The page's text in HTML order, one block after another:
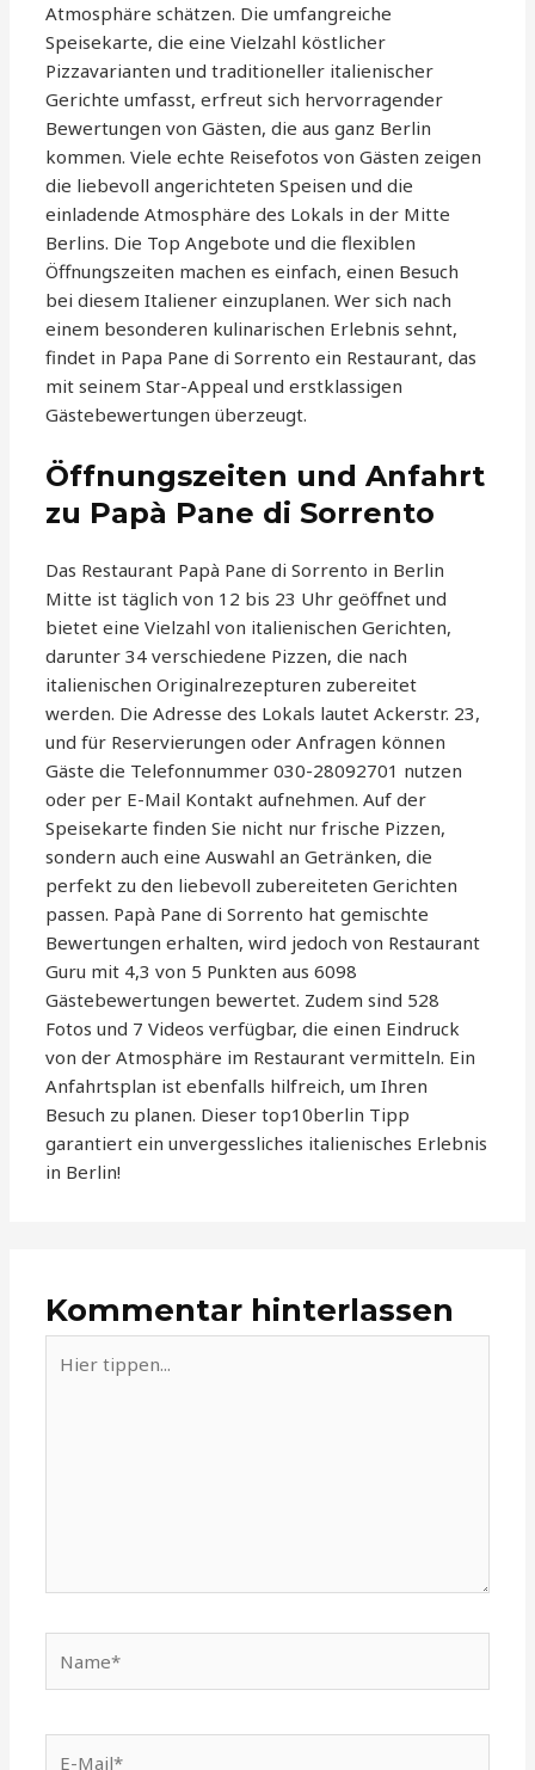
Atmosphäre schätzen. Die umfangreiche
Speisekarte, die eine Vielzahl köstlicher
Pizzavarianten und traditioneller italienischer
Gerichte umfasst, erfreut sich hervorragender
Bewertungen von Gästen, die aus ganz Berlin
kommen. Viele echte Reisefotos von Gästen zeigen
die liebevoll angerichteten Speisen und die
einladende Atmosphäre des Lokals in der Mitte
Berlins. Die Top Angebote und die flexiblen
Öffnungszeiten machen es einfach, einen Besuch
bei diesem Italiener einzuplanen. Wer sich nach
einem besonderen kulinarischen Erlebnis sehnt,
findet in Papa Pane di Sorrento ein Restaurant, das
mit seinem Star-Appeal und erstklassigen
Gästebewertungen überzeugt.
Öffnungszeiten und Anfahrt
zu Papà Pane di Sorrento
Das Restaurant Papà Pane di Sorrento in Berlin
Mitte ist täglich von 12 bis 23 Uhr geöffnet und
bietet eine Vielzahl von italienischen Gerichten,
darunter 34 verschiedene Pizzen, die nach
italienischen Originalrezepturen zubereitet
werden. Die Adresse des Lokals lautet Ackerstr. 23,
und für Reservierungen oder Anfragen können
Gäste die Telefonnummer 030-28092701 nutzen
oder per E-Mail Kontakt aufnehmen. Auf der
Speisekarte finden Sie nicht nur frische Pizzen,
sondern auch eine Auswahl an Getränken, die
perfekt zu den liebevoll zubereiteten Gerichten
passen. Papà Pane di Sorrento hat gemischte
Bewertungen erhalten, wird jedoch von Restaurant
Guru mit 4,3 von 5 Punkten aus 6098
Gästebewertungen bewertet. Zudem sind 528
Fotos und 7 Videos verfügbar, die einen Eindruck
von der Atmosphäre im Restaurant vermitteln. Ein
Anfahrtsplan ist ebenfalls hilfreich, um Ihren
Besuch zu planen. Dieser top10berlin Tipp
garantiert ein unvergessliches italienisches Erlebnis
in Berlin!
Kommentar hinterlassen
tippen...